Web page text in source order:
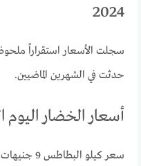
2024
سجلت الأسعار استقراراً
حدثت في الشهرين الماضيين.
أسعار الخضار اليوم
سعر كيلو البطاطس 9 جنيهات.